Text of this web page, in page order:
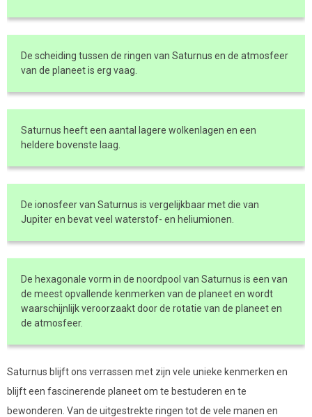
De scheiding tussen de ringen van Saturnus en de atmosfeer
van de planeet is erg vaag.
Saturnus heeft een aantal lagere wolkenlagen en een
heldere bovenste laag.
De ionosfeer van Saturnus is vergelijkbaar met die van
Jupiter en bevat veel waterstof- en heliumionen.
De hexagonale vorm in de noordpool van Saturnus is een van
de meest opvallende kenmerken van de planeet en wordt
waarschijnlijk veroorzaakt door de rotatie van de planeet en
de atmosfeer.
Saturnus blijft ons verrassen met zijn vele unieke kenmerken en
blijft een fascinerende planeet om te bestuderen en te
bewonderen. Van de uitgestrekte ringen tot de vele manen en